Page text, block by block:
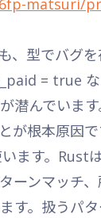
matsuri/
、型でバグ
= true
潜んでいま
が根本原因
ます。Rust
ーンマッチ
す。扱うパタ